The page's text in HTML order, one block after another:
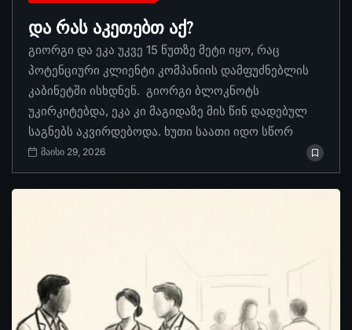
და რას აკეთებთ აქ?
გიორგი და ეკა უკვე 15 წუთზე მეტი იყო, რაც
პოტენციური კლიენტი კომპანიის დამფუძნებლის
კაბინეტში ისხდნენ. გიორგი ბლოკნოტს
უკირკიტებდა, ეკა კი მაგიდაზე მის წინ დადებულ
საგნებს აკვირდებოდა. ხუთი საათი იდო სწორ
მაისი 29, 2026